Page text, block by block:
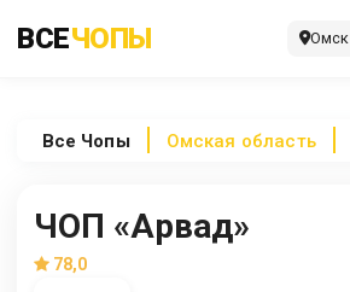
ВСЕЧОПЫ Омск
Все Чопы Омская область
ЧОП «Арвад»
78,0